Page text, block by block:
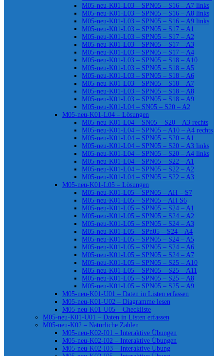
M05-neu-K01-L03 – SPN05 – S16 – A7 links
M05-neu-K01-L03 – SPN05 – S16 – A8 links
M05-neu-K01-L03 – SPN05 – S16 – A9 links
M05-neu-K01-L03 – SPN05 – S17 – A1
M05-neu-K01-L03 – SPN05 – S17 – A2
M05-neu-K01-L03 – SPN05 – S17 – A3
M05-neu-K01-L03 – SPN05 – S17 – A4
M05-neu-K01-L03 – SPN05 – S18 – A10
M05-neu-K01-L03 – SPN05 – S18 – A5
M05-neu-K01-L03 – SPN05 – S18 – A6
M05-neu-K01-L03 – SPN05 – S18 – A7
M05-neu-K01-L03 – SPN05 – S18 – A8
M05-neu-K01-L03 – SPN05 – S18 – A9
M05-neu-K01-L04 – SN05 – S20 – A2
M05-neu-K01-L04 – Lösungen
M05-neu-K01-L04 – SN05 – S20 – A3 rechts
M05-neu-K01-L04 – SPN05 – A10 – A4 rechts
M05-neu-K01-L04 – SPN05 – S20 – A1
M05-neu-K01-L04 – SPN05 – S20 – A3 links
M05-neu-K01-L04 – SPN05 – S20 – A4 links
M05-neu-K01-L04 – SPN05 – S22 – A1
M05-neu-K01-L04 – SPN05 – S22 – A2
M05-neu-K01-L04 – SPN05 – S22 – A3
M05-neu-K01-L05 – Lösungen
M05-neu-K01-L05 – SPN05 – AH – S7
M05-neu-K01-L05 – SPN05 – AH S6
M05-neu-K01-L05 – SPN05 – S24 – A1
M05-neu-K01-L05 – SPN05 – S24 – A2
M05-neu-K01-L05 – SPN05 – S24 – A3
M05-neu-K01-L05 – SPn05 – S24 – A4
M05-neu-K01-L05 – SPN05 – S24 – A5
M05-neu-K01-L05 – SPN05 – S24 – A6
M05-neu-K01-L05 – SPN05 – S24 – A7
M05-neu-K01-L05 – SPN05 – S25 – A10
M05-neu-K01-L05 – SPN05 – S25 – A11
M05-neu-K01-L05 – SPN05 – S25 – A8
M05-neu-K01-L05 – SPN05 – S25 – A9
M05-neu-K01-U01 – Daten in Listen erfassen
M05-neu-K01-U02 – Diagramme lesen
M05-neu-K01-U05 – Checkliste
M05-neu-K01-U01 – Daten in Listen erfassen
M05-neu-K02 – Natürliche Zahlen
M05-neu-K02-I01 – Interaktive Übungen
M05-neu-K02-I02 – Interaktive Übungen
M05-neu-K02-I03 – Interaktive Übung